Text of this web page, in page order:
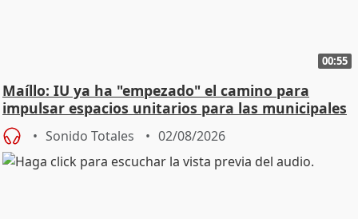
00:55
Maíllo: IU ya ha "empezado" el camino para
impulsar espacios unitarios para las municipales
Sonido Totales 02/08/2026